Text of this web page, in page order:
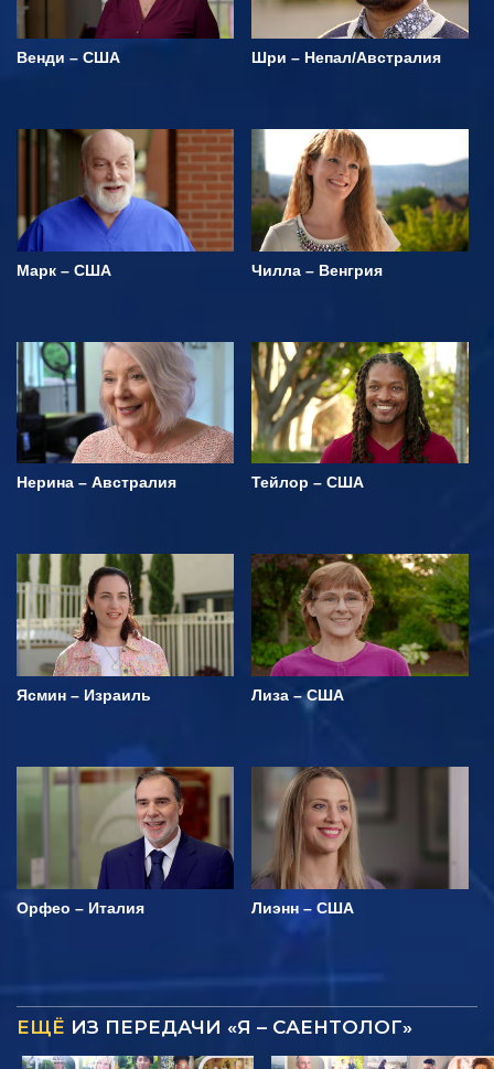
Венди – США Шри – Непал/Австралия
Марк – США Чилла – Венгрия
Нерина – Австралия Тейлор – США
Ясмин – Израиль Лиза – США
Орфео – Италия Лиэнн – США
ЕЩЁ ИЗ ПЕРЕДАЧИ «Я – САЕНТОЛОГ»